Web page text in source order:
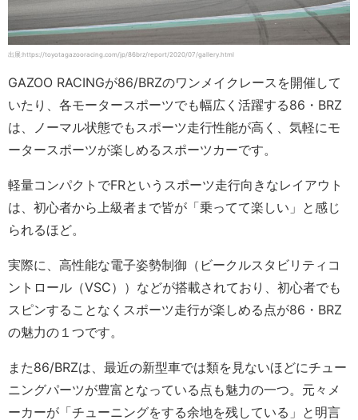
出展:https://toyotagazooracing.com/jp/86brz/report/2020/07/gallery.html
GAZOO RACINGが86/BRZのワンメイクレースを開催して
いたり、各モータースポーツでも幅広く活躍する86・BRZ
は、ノーマル状態でもスポーツ走行性能が高く、気軽にモ
ータースポーツが楽しめるスポーツカーです。
軽量コンパクトでFRというスポーツ走行向きなレイアウト
は、初心者から上級者まで皆が「乗ってて楽しい」と感じ
られるほど。
実際に、高性能な電子姿勢制御（ビークルスタビリティコ
ントロール（VSC））などが搭載されており、初心者でも
スピンすることなくスポーツ走行が楽しめる点が86・BRZ
の魅力の１つです。
また86/BRZは、最近の新型車では類を見ないほどにチュー
ニングパーツが豊富となっている点も魅力の一つ。元々メ
ーカーが「チューニングをする余地を残している」と明言